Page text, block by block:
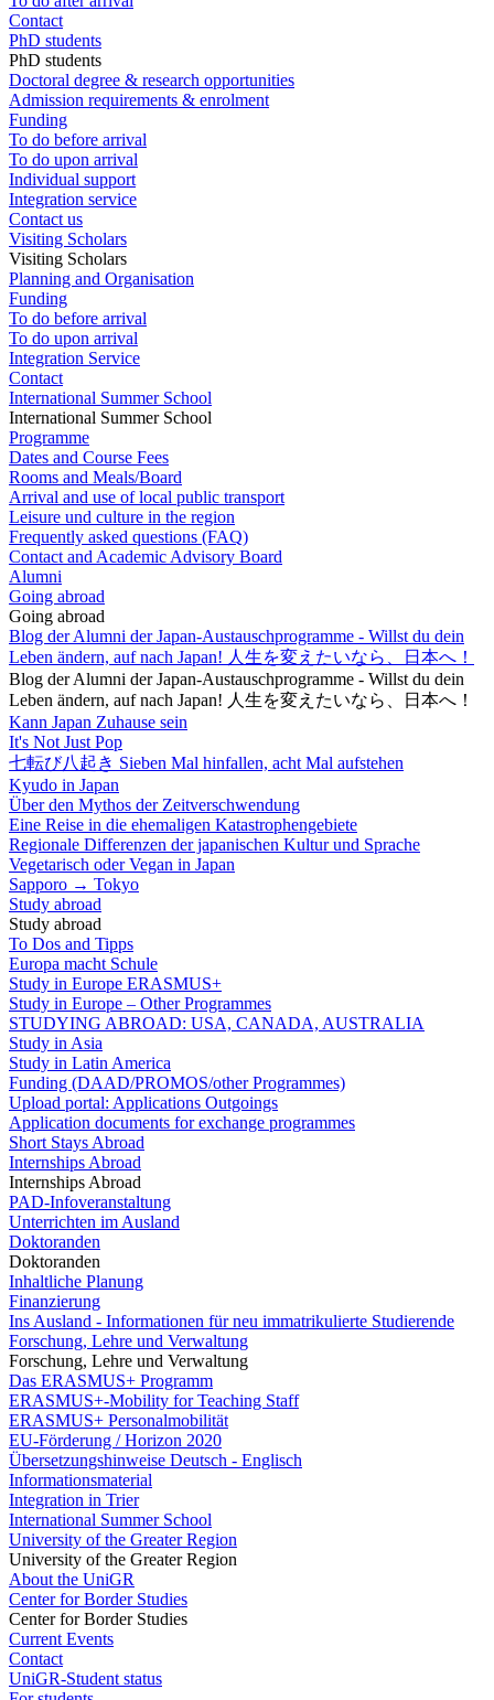
Contact
PhD students
PhD students
Doctoral degree & research opportunities
Admission requirements & enrolment
Funding
To do before arrival
To do upon arrival
Individual support
Integration service
Contact us
Visiting Scholars
Visiting Scholars
Planning and Organisation
Funding
To do before arrival
To do upon arrival
Integration Service
Contact
International Summer School
International Summer School
Programme
Dates and Course Fees
Rooms and Meals/Board
Arrival and use of local public transport
Leisure und culture in the region
Frequently asked questions (FAQ)
Contact and Academic Advisory Board
Alumni
Going abroad
Going abroad
Blog der Alumni der Japan-Austauschprogramme - Willst du dein
Leben ändern, auf nach Japan! 人生を変えたいなら、日本へ！
Blog der Alumni der Japan-Austauschprogramme - Willst du dein
Leben ändern, auf nach Japan! 人生を変えたいなら、日本へ！
Kann Japan Zuhause sein
It's Not Just Pop
七転び八起き Sieben Mal hinfallen, acht Mal aufstehen
Kyudo in Japan
Über den Mythos der Zeitverschwendung
Eine Reise in die ehemaligen Katastrophengebiete
Regionale Differenzen der japanischen Kultur und Sprache
Vegetarisch oder Vegan in Japan
Sapporo → Tokyo
Study abroad
Study abroad
To Dos and Tipps
Europa macht Schule
Study in Europe ERASMUS+
Study in Europe – Other Programmes
STUDYING ABROAD: USA, CANADA, AUSTRALIA
Study in Asia
Study in Latin America
Funding (DAAD/PROMOS/other Programmes)
Upload portal: Applications Outgoings
Application documents for exchange programmes
Short Stays Abroad
Internships Abroad
Internships Abroad
PAD-Infoveranstaltung
Unterrichten im Ausland
Doktoranden
Doktoranden
Inhaltliche Planung
Finanzierung
Ins Ausland - Informationen für neu immatrikulierte Studierende
Forschung, Lehre und Verwaltung
Forschung, Lehre und Verwaltung
Das ERASMUS+ Programm
ERASMUS+-Mobility for Teaching Staff
ERASMUS+ Personalmobilität
EU-Förderung / Horizon 2020
Übersetzungshinweise Deutsch - Englisch
Informationsmaterial
Integration in Trier
International Summer School
University of the Greater Region
University of the Greater Region
About the UniGR
Center for Border Studies
Center for Border Studies
Current Events
Contact
UniGR-Student status